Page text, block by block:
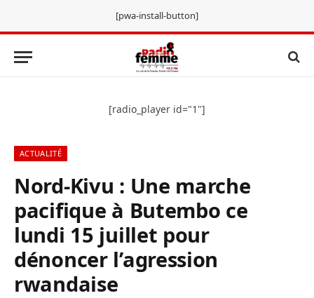
[pwa-install-button]
[radio_player id="1"]
ACTUALITÉ
Nord-Kivu : Une marche
pacifique à Butembo ce
lundi 15 juillet pour
dénoncer l’agression
rwandaise